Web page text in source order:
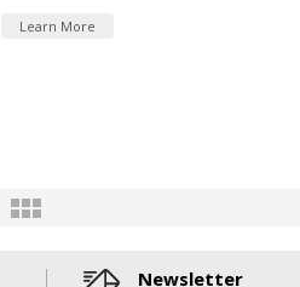
Learn More
Newsletter